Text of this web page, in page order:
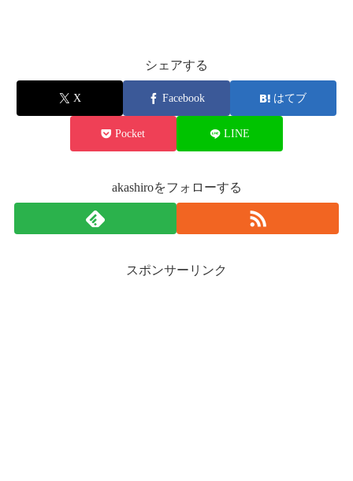
シェアする
X Facebook はてブ
Pocket LINE
akashiroをフォローする
スポンサーリンク